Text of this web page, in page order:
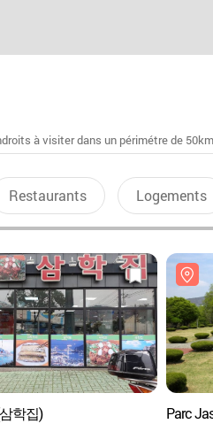
à visiter dans un périmétre de
Restaurants Logements
학집) Parc